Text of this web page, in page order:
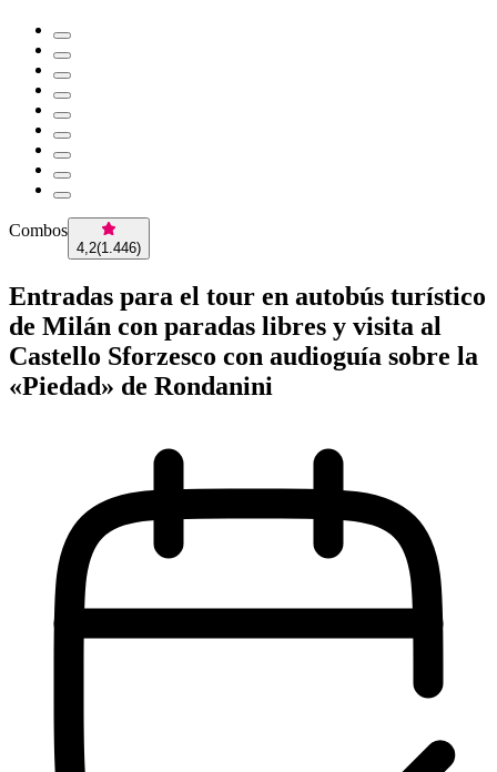
Combos
4,2(1.446)
Entradas para el tour en autobús turístico
de Milán con paradas libres y visita al
Castello Sforzesco con audioguía sobre la
«Piedad» de Rondanini